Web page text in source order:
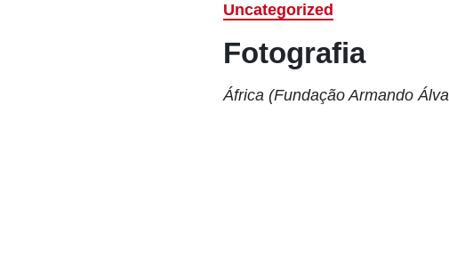
Uncategorized
Fotografia
África (Fundação Armando